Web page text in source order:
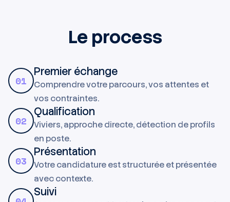
Le process
01
Premier échange
Comprendre votre parcours, vos attentes et
vos contraintes.
02
Qualification
Viviers, approche directe, détection de profils
en poste.
03
Présentation
Votre candidature est structurée et présentée
avec contexte.
Suivi